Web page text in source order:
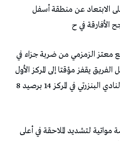
الابتعاد عن منطقة أسفل
الأفارقة في ح
معتز الزمزمي من ضربة جزاء في
جعل الفريق يقفز مؤقتا إلى المركز الأول
برصيد 28 نقطة في حين بقي النادي البنزرتي في المركز 14 برصيد 8
لتشديد الملاحقة في أعلى